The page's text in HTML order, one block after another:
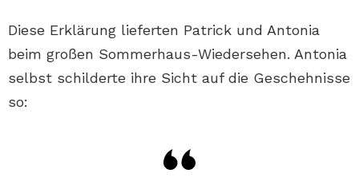
Diese Erklärung lieferten Patrick und Antonia
beim großen Sommerhaus-Wiedersehen. Antonia
selbst schilderte ihre Sicht auf die Geschehnisse
so: